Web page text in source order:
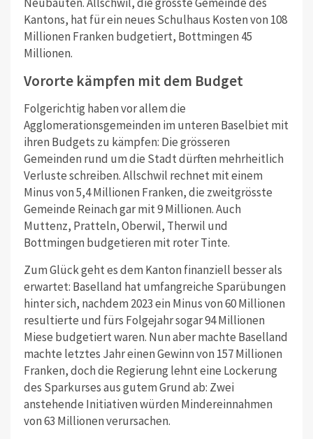
Kantons, hat für ein neues Schulhaus Kosten von 108
Millionen Franken budgetiert, Bottmingen 45
Millionen.
Vororte kämpfen mit dem Budget
Folgerichtig haben vor allem die
Agglomerationsgemeinden im unteren Baselbiet mit
ihren Budgets zu kämpfen: Die grösseren
Gemeinden rund um die Stadt dürften mehrheitlich
Verluste schreiben. Allschwil rechnet mit einem
Minus von 5,4 Millionen Franken, die zweitgrösste
Gemeinde Reinach gar mit 9 Millionen. Auch
Muttenz, Pratteln, Oberwil, Therwil und
Bottmingen budgetieren mit roter Tinte.
Zum Glück geht es dem Kanton finanziell besser als
erwartet: Baselland hat umfangreiche Sparübungen
hinter sich, nachdem 2023 ein Minus von 60 Millionen
resultierte und fürs Folgejahr sogar 94 Millionen
Miese budgetiert waren. Nun aber machte Baselland
machte letztes Jahr einen Gewinn von 157 Millionen
Franken, doch die Regierung lehnt eine Lockerung
des Sparkurses aus gutem Grund ab: Zwei
anstehende Initiativen würden Mindereinnahmen
von 63 Millionen verursachen.